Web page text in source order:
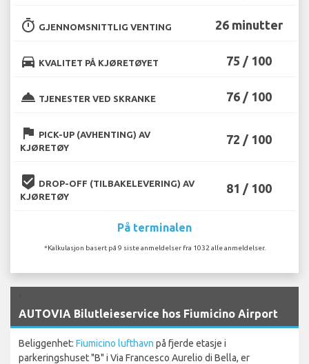
timer GJENNOMSNITTLIG VENTING 26 minutter
directions_car KVALITET PÅ KJØRETØYET 75 / 100
room_service TJENESTER VED SKRANKE 76 / 100
flag PICK-UP (AVHENTING) AV
KJØRETØY
72 / 100
beenhere DROP-OFF (TILBAKELEVERING) AV
KJØRETØY
81 / 100
På terminalen
*Kalkulasjon basert på 9 siste anmeldelser fra 1032 alle anmeldelser.
AUTOVIA Bilutleieservice hos Fiumicino Airport
Beliggenhet: Fiumicino lufthavn på fjerde etasje i
parkeringshuset "B" i Via Francesco Aurelio di Bella, er